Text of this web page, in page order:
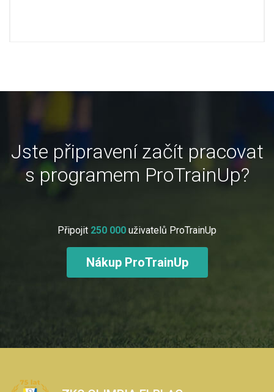
Jste připravení začít pracovat
s programem ProTrainUp?
Připojit 250 000 uživatelů ProTrainUp
Nákup ProTrainUp